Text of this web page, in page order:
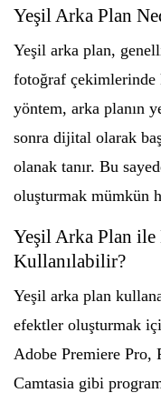
Yeşil Arka Plan
Yeşil arka plan,
fotoğraf
yöntem, arka planın
sonra dijital olarak
olanak tanır. Bu
oluşturmak mümkün
Yeşil Arka Plan ile
Kullanılabilir?
Yeşil arka plan
efektler oluşturmak
Adobe Premiere Pro,
Camtasia gibi